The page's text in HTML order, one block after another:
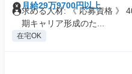
月給29万9700円以上
求める人材: 《 応募資格 》
期キャリア形成のた...
在宅OK